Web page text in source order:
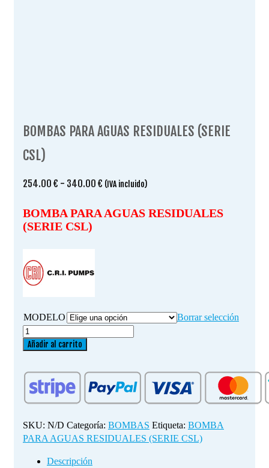
BOMBAS PARA AGUAS RESIDUALES (SERIE
CSL)
254.00 € - 340.00 € Rango
precios:
(IVA incluido)
BOMBA PARA AGUAS RESIDUALES
(SERIE CSL)
MODELO
Borrar selección
BOMBAS
PARA
RESIDUALES
(SERIE
CSL)
Añadir al carrito
SKU: N/D Categoría: BOMBAS Etiqueta: BOMBA
PARA AGUAS RESIDUALES (SERIE CSL)
Descripción